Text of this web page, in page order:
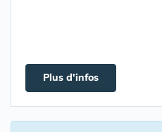
Plus d'infos